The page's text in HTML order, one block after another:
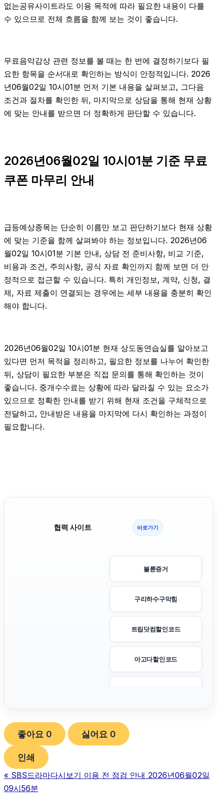
없는공유사이트라도 이용 목적에 따라 필요한 내용이 다를
수 있으므로 전체 흐름을 함께 보는 것이 좋습니다.
무료음악감상 관련 정보를 볼 때는 한 번에 결정하기보다 필
요한 항목을 순서대로 확인하는 방식이 안정적입니다. 2026
년06월02일 10시01분 먼저 기본 내용을 살펴보고, 그다음
조건과 절차를 확인한 뒤, 마지막으로 상담을 통해 현재 상황
에 맞는 안내를 받으면 더 정확하게 판단할 수 있습니다.
2026년06월02일 10시01분 기준 무료
쿠폰 마무리 안내
급등예상종목는 단순히 이름만 보고 판단하기보다 현재 상황
에 맞는 기준을 함께 살펴봐야 하는 정보입니다. 2026년06
월02일 10시01분 기본 안내, 상담 전 준비사항, 비교 기준,
비용과 조건, 주의사항, 공식 자료 확인까지 함께 보면 더 안
정적으로 접근할 수 있습니다. 특히 개인정보, 계약, 신청, 결
제, 자료 제출이 연결되는 경우에는 세부 내용을 충분히 확인
해야 합니다.
2026년06월02일 10시01분 현재 상도동연습실를 알아보고
있다면 먼저 목적을 정리하고, 필요한 정보를 나누어 확인한
뒤, 상담이 필요한 부분은 직접 문의를 통해 확인하는 것이
좋습니다. 중개수수료는 상황에 따라 달라질 수 있는 요소가
있으므로 정확한 안내를 받기 위해 현재 조건을 구체적으로
전달하고, 안내받은 내용을 마지막에 다시 확인하는 과정이
필요합니다.
협력 사이트 바로가기
불륜증거
구리하수구막힘
트립닷컴할인코드
아고다할인코드
대안학교
좋아요 0 싫어요 0
인쇄
« SBS드라마다시보기 이용 전 점검 안내 2026년06월02일
09시56분